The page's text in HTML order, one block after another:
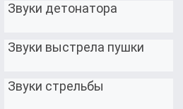
Звуки детонатора
Звуки выстрела пушки
Звуки стрельбы